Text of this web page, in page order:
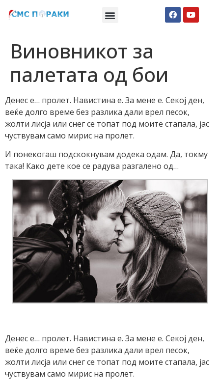
Виновникот за
палетата од бои
Денес е… пролет. Навистина е. За мене е. Секој ден,
веќе долго време без разлика дали врел песок,
жолти лисја или снег се топат под моите стапала, јас
чуствувам само мирис на пролет.
И понекогаш подскокнувам додека одам. Да, токму
така! Како дете кое се радува разгалено од…
Денес е… пролет. Навистина е. За мене е. Секој ден,
веќе долго време без разлика дали врел песок,
жолти лисја или снег се топат под моите стапала, јас
чуствувам само мирис на пролет.